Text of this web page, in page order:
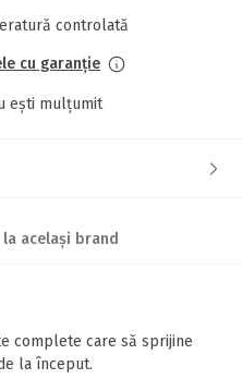
controlată
cu garanție
ești mulțumit
la același brand
complete care să sprijine
la început.